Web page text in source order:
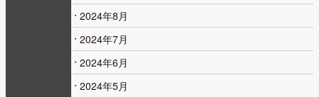
2024年8月
2024年7月
2024年6月
2024年5月